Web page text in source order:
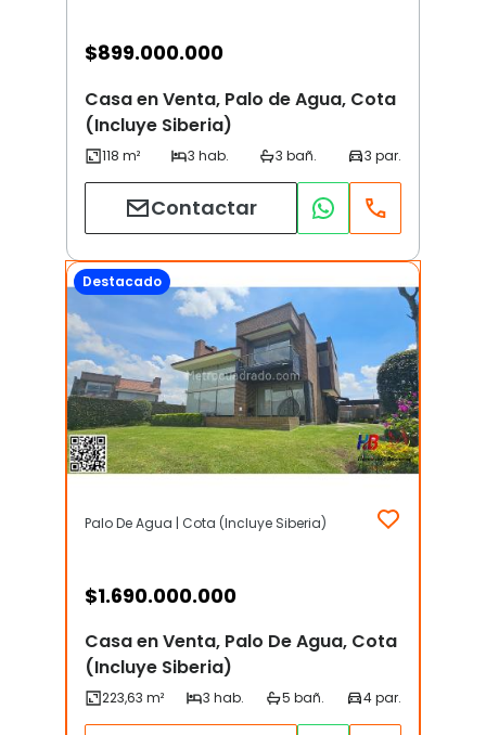
$899.000.000
Casa en Venta, Palo de Agua, Cota
(Incluye Siberia)
Contactar
Destacado
Palo De Agua | Cota (Incluye Siberia)
$1.690.000.000
Casa en Venta, Palo De Agua, Cota
(Incluye Siberia)